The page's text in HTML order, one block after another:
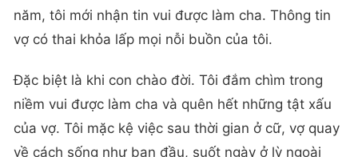
năm, tôi mới nhận tin vui được làm cha. Thông tin
vợ có thai khỏa lấp mọi nỗi buồn của tôi.
Đặc biệt là khi con chào đời. Tôi đắm chìm trong
niềm vui được làm cha và quên hết những tật xấu
của vợ. Tôi mặc kệ việc sau thời gian ở cữ, vợ quay
về cách sống như ban đầu, suốt ngày ở lỳ ngoài